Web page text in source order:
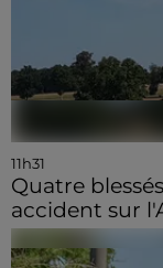
11h31
Quatre
accident sur